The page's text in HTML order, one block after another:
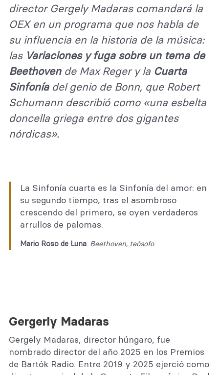
director Gergely Madaras comandará la
OEX en un programa que nos habla de
su influencia en la historia de la música:
las Variaciones y fuga sobre un tema de
Beethovende Max Reger y la Cuarta
Sinfoníadel genio de Bonn, que Robert
Schumann describió como «una esbelta
doncella griega entre dos gigantes
nórdicas».
La Sinfonía cuarta es la Sinfonía del amor: en
su segundo tiempo, tras el asombroso
crescendo del primero, se oyen verdaderos
arrullos de palomas.
Mario Roso de Luna. Beethoven, teósofo
Gergerly Madaras
Gergely Madaras, director húngaro, fue
nombrado director del año 2025 en los Premios
de Bartók Radio. Entre 2019 y 2025 ejerció como